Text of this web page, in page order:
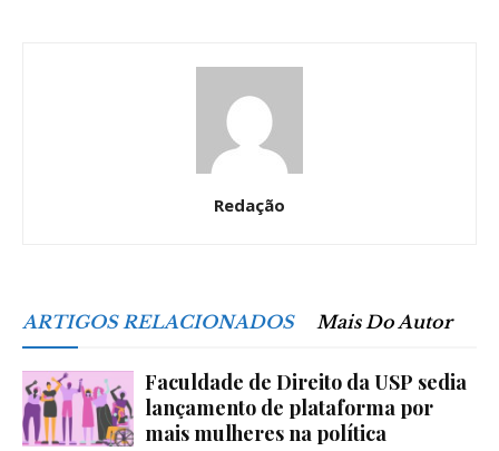
Redação
ARTIGOS RELACIONADOS Mais Do Autor
Faculdade de Direito da USP sedia
lançamento de plataforma por
mais mulheres na política